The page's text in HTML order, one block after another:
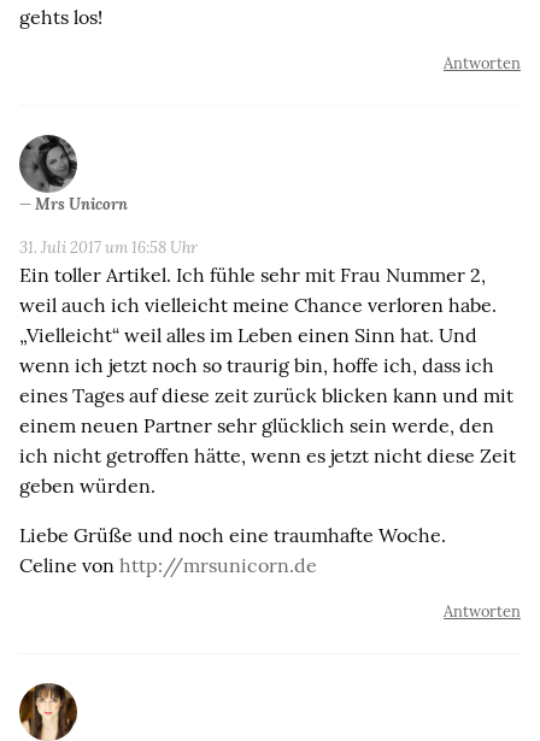
gehts los!
Antworten
Mrs Unicorn
31. Juli 2017 um 16:58 Uhr
Ein toller Artikel. Ich fühle sehr mit Frau Nummer 2,
weil auch ich vielleicht meine Chance verloren habe.
„Vielleicht“ weil alles im Leben einen Sinn hat. Und
wenn ich jetzt noch so traurig bin, hoffe ich, dass ich
eines Tages auf diese zeit zurück blicken kann und mit
einem neuen Partner sehr glücklich sein werde, den
ich nicht getroffen hätte, wenn es jetzt nicht diese Zeit
geben würden.
Liebe Grüße und noch eine traumhafte Woche.
Celine von http://mrsunicorn.de
Antworten